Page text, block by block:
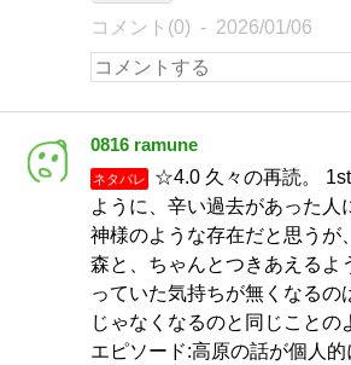
コメント(0) 2026/01/06
0816 ramune
ネタバレ
☆4.0 久々の再読。
ように、辛い過去があった人
神様のような存在だと思うが
森と、ちゃんとつきあえるよ
っていた気持ちが無くなるの
じゃなくなるのと同じことの
エピソード:高原の話が個人的